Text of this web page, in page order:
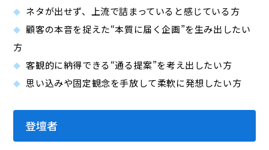
ネタが出せず、上流で詰まっていると感じている方
顧客の本音を捉えた“本質に届く企画”を生み出したい
方
客観的に納得できる“通る提案”を考え出したい方
思い込みや固定観念を手放して柔軟に発想したい方
登壇者